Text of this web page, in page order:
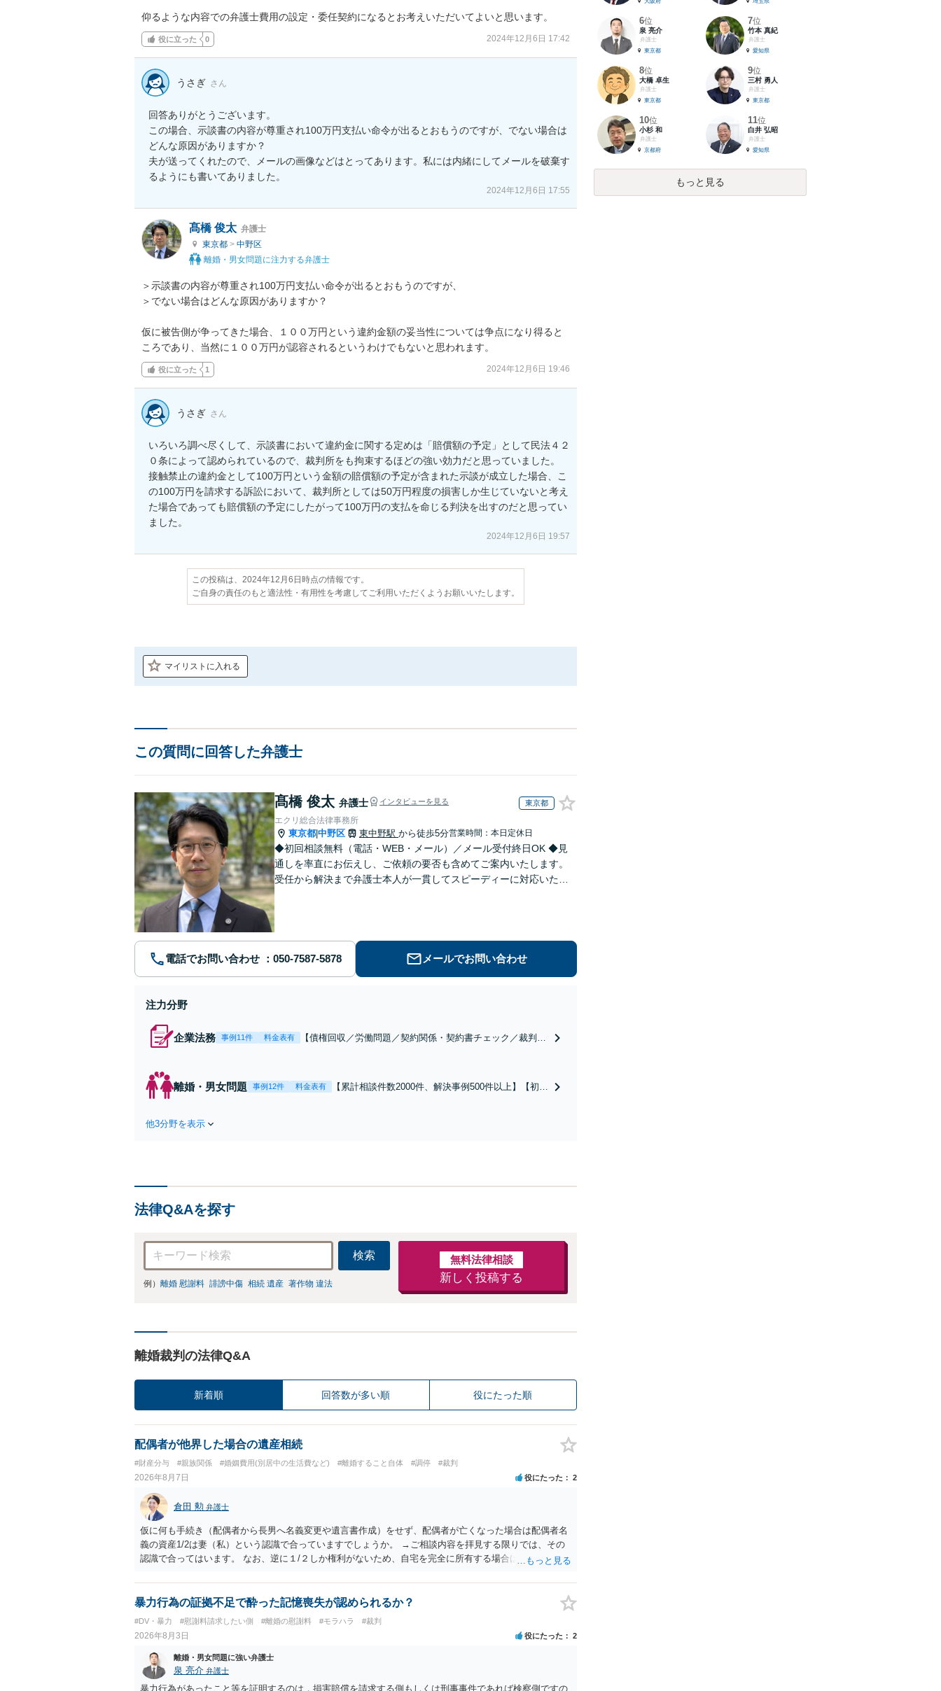
仰るような内容での弁護士費用の設定・委任契約になるとお考えいただいてよいと思います。
役に立った 0 2024年12月6日 17:42
うさぎ さん
回答ありがとうございます。
この場合、示談書の内容が尊重され100万円支払い命令が出るとおもうのですが、でない場合は
どんな原因がありますか？
夫が送ってくれたので、メールの画像などはとってあります。私には内緒にしてメールを破棄す
るようにも書いてありました。
2024年12月6日 17:55
髙橋 俊太 弁護士
東京都 > 中野区
離婚・男女問題に注力する弁護士
＞示談書の内容が尊重され100万円支払い命令が出るとおもうのですが、
＞でない場合はどんな原因がありますか？
仮に被告側が争ってきた場合、１００万円という違約金額の妥当性については争点になり得ると
ころであり、当然に１００万円が認容されるというわけでもないと思われます。
役に立った 1 2024年12月6日 19:46
うさぎ さん
いろいろ調べ尽くして、示談書において違約金に関する定めは「賠償額の予定」として民法４２
０条によって認められているので、裁判所をも拘束するほどの強い効力だと思っていました。
接触禁止の違約金として100万円という金額の賠償額の予定が含まれた示談が成立した場合、こ
の100万円を請求する訴訟において、裁判所としては50万円程度の損害しか生じていないと考え
た場合であっても賠償額の予定にしたがって100万円の支払を命じる判決を出すのだと思ってい
2024年12月6日 19:57
この投稿は、2024年12月6日時点の情報です。
ご自身の責任のもと適法性・有用性を考慮してご利用いただくようお願いいたします。
マイリストに入れる
この質問に回答した弁護士
髙橋 俊太 弁護士 インタビューを見る 東京都
エクリ総合法律事務所
東京都 中野区 東中野駅 から徒歩5分営業時間：本日定休日
◆初回相談無料（電話・WEB・メール）／メール受付終日OK ◆見
通しを率直にお伝えし、ご依頼の要否も含めてご案内いたします。
受任から解決まで弁護士本人が一貫してスピーディーに対応いたし
電話でお問い合わせ メールでお問い合わせ
注力分野
企業法務 事例11件 料金表有
【債権回収／労働問題／契約関係・契約書チェック／裁判対
をお探しの方もご相談ください！【顧問経験豊富】【個別案
件も対応OK】
離婚・男女問題 事例12件 料金表有
【累計相談件数2000件、解決事例500件以上】【初回
他3分野を表示
法律Q&Aを探す
検索
例） 離婚 慰謝料 誹謗中傷 相続 遺産 著作物 違法
無料法律相談
新しく投稿する
離婚裁判の法律Q&A
新着順 回答数が多い順 役にたった順
配偶者が他界した場合の遺産相続
#財産分与 #親族関係 #婚姻費用(別居中の生活費など) #離婚すること自体 #調停 #裁判
2026年8月7日 役にたった 2
倉田 勲 弁護士
仮に何も手続き（配偶者から長男へ名義変更や遺言書作成）をせず、配偶者が亡くなった場合は配偶者名
義の資産1/2は妻（私）という認識で合っていますでしょうか。 →ご相談内容を拝見する限りでは、その
認識で合ってはいます。 なお、逆に１/２しか権利がないため、自宅を完全に所有する場合は、他の相続
暴力行為の証拠不足で酔った記憶喪失が認められるか？
#DV・暴力 #慰謝料請求したい側 #離婚の慰謝料 #モラハラ #裁判
2026年8月3日 役にたった 2
離婚・男女問題に強い弁護士
泉 亮介 弁護士
暴力行為があったこと等を証明するのは，損害賠償を請求する側もしくは刑事事件であれば検察側ですの
6位
泉 亮介
弁護士
東京都
7位
竹本 真紀
弁護士
愛知県
8位
大橋 卓生
弁護士
東京都
9位
三村 勇人
弁護士
東京都
10位
小杉 和
弁護士
京都府
11位
白井 弘昭
弁護士
愛知県
もっと見る